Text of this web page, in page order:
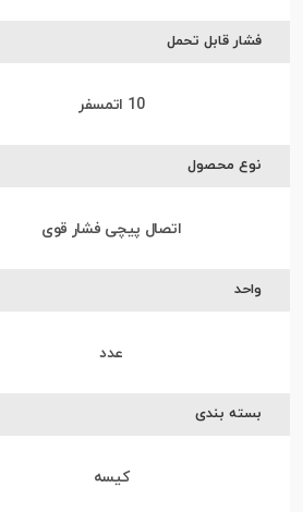
فشار قابل تحمل
10 اتمسفر
نوع محصول
اتصال پیچی فشار قوی
واحد
عدد
بسته بندی
کیسه